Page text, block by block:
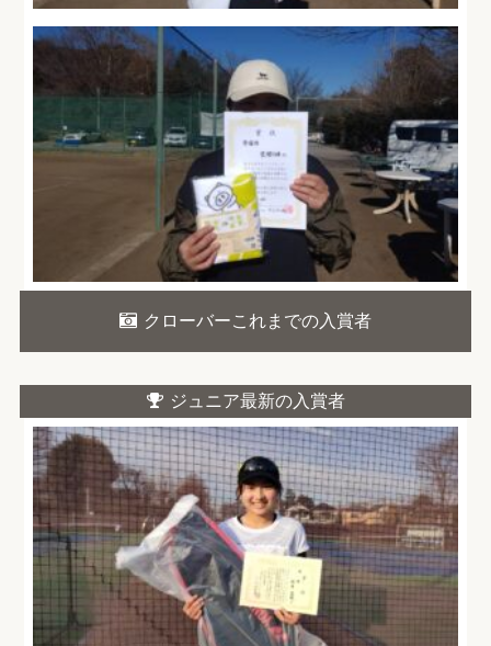
クローバーこれまでの入賞者
ジュニア最新の入賞者